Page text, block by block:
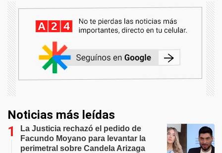
Noticias más leídas
La Justicia rechazó el pedido de
Facundo Moyano para levantar la
perimetral sobre Candela Arizaga